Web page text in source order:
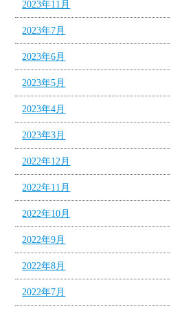
2023年11月
2023年7月
2023年6月
2023年5月
2023年4月
2023年3月
2022年12月
2022年11月
2022年10月
2022年9月
2022年8月
2022年7月